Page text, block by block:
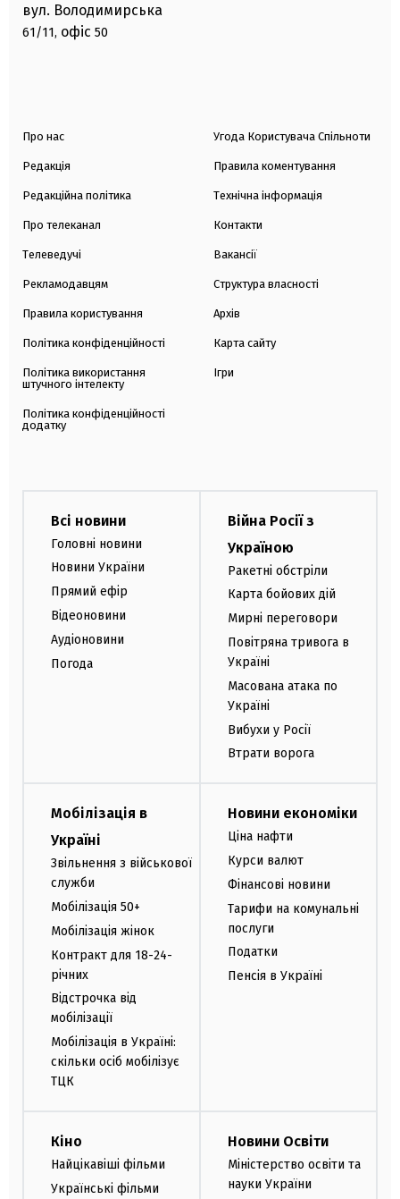
вул. Володимирська
61/11, офіс 50
Про нас
Редакція
Редакційна політика
Про телеканал
Телеведучі
Рекламодавцям
Правила користування
Політика конфіденційності
Політика використання
штучного інтелекту
Політика конфіденційності
додатку
Угода Користувача Спільноти
Правила коментування
Технічна інформація
Контакти
Вакансії
Структура власності
Архів
Карта сайту
Ігри
Всі новини
Головні новини
Новини України
Прямий ефір
Відеоновини
Аудіоновини
Погода
Війна Росії з
Україною
Ракетні обстріли
Карта бойових дій
Мирні переговори
Повітряна тривога в
Україні
Масована атака по
Україні
Вибухи у Росії
Втрати ворога
Мобілізація в
Україні
Звільнення з військової
служби
Мобілізація 50+
Мобілізація жінок
Контракт для 18-24-
річних
Відстрочка від
мобілізації
Мобілізація в Україні:
скільки осіб мобілізує
ТЦК
Новини економіки
Ціна нафти
Курси валют
Фінансові новини
Тарифи на комунальні
послуги
Податки
Пенсія в Україні
Кіно
Найцікавіші фільми
Українські фільми
Новини Освіти
Міністерство освіти та
науки України